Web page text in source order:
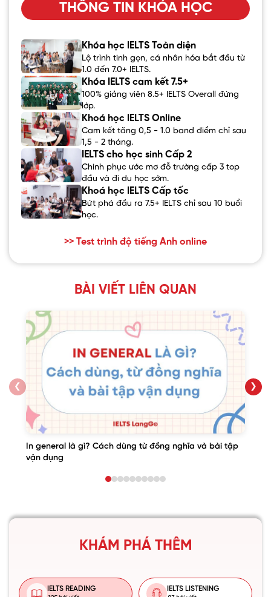
THÔNG TIN KHÓA HỌC
Khóa học IELTS Toàn diện
Lộ trình tinh gọn, cá nhân hóa bắt đầu từ
1.0 đến 7.0+ IELTS.
Khóa IELTS cam kết 7.5+
100% giảng viên 8.5+ IELTS Overall đứng
lớp.
Khoá học IELTS Online
Cam kết tăng 0,5 - 1.0 band điểm chỉ sau
1,5 - 2 tháng.
IELTS cho học sinh Cấp 2
Chinh phục ước mơ đỗ trường cấp 3 top
đầu và đi du học sớm.
Khoá học IELTS Cấp tốc
Bứt phá đầu ra 7.5+ IELTS chỉ sau 10 buổi
học.
>> Test trình độ tiếng Anh online
BÀI VIẾT LIÊN QUAN
❮
In general là gì? Cách dùng từ đồng nghĩa và bài tập
vận dụng
❯
KHÁM PHÁ THÊM
IELTS READING IELTS LISTENING